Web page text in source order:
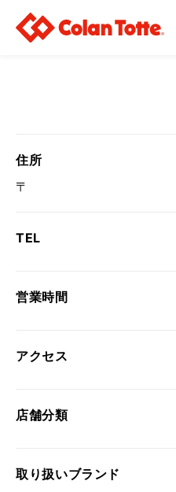
住所
〒
TEL
営業時間
アクセス
店舗分類
取り扱いブランド